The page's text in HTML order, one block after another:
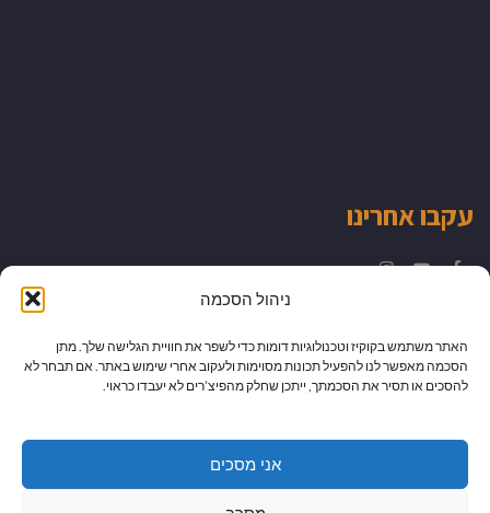
ניהול הסכמה
האתר משתמש בקוקיז וטכנולוגיות דומות כדי לשפר את חוויית הגלישה שלך. מתן
הסכמה מאפשר לנו להפעיל תכונות מסוימות ולעקוב אחרי שימוש באתר. אם תבחר לא
להסכים או תסיר את הסכמתך, ייתכן שחלק מהפיצ’רים לא יעבדו כראוי.
אני מסכים
עקבו אחרינו